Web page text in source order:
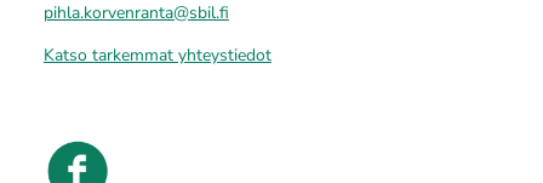
pihla.korvenranta@sbil.fi
Katso tarkemmat yhteystiedot